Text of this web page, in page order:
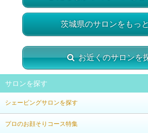
茨城県のサロンをもっ
お近くのサロンを
サロンを探す
シェービングサロンを探す
プロのお顔そりコース特集